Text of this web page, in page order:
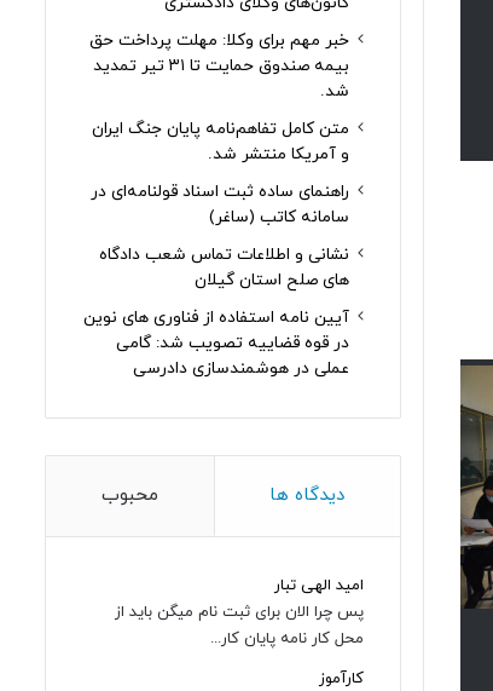
خبر مهم برای وکلا: مهلت پرداخت حق
بیمه صندوق حمایت تا ۳۱ تیر تمدید
شد.
متن کامل تفاهم‌نامه پایان جنگ ایران
و آمریکا منتشر شد.
راهنمای ساده ثبت اسناد قولنامه‌ای در
سامانه کاتب (ساغر)
نشانی و اطلاعات تماس شعب دادگاه
های صلح استان گیلان
آیین نامه استفاده از فناوری های نوین
در قوه قضاییه تصویب شد: گامی
عملی در هوشمندسازی دادرسی
دیدگاه ها محبوب
امید الهی تبار
پس چرا الان برای ثبت نام میگن باید از
محل کار نامه پایان کار...
کارآموز